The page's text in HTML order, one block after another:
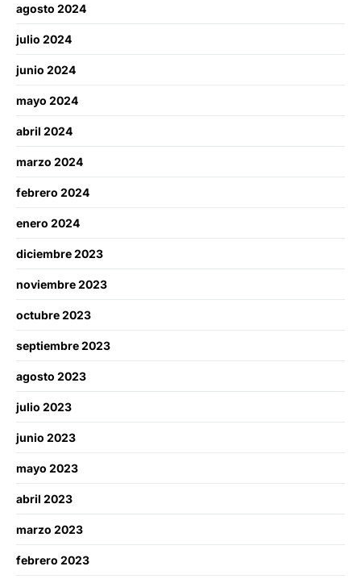
agosto 2024
julio 2024
junio 2024
mayo 2024
abril 2024
marzo 2024
febrero 2024
enero 2024
diciembre 2023
noviembre 2023
octubre 2023
septiembre 2023
agosto 2023
julio 2023
junio 2023
mayo 2023
abril 2023
marzo 2023
febrero 2023